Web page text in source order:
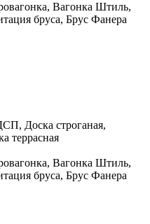
Вагонка Штиль,
бруса, Брус Фанера
Доска строганая,
террасная
Вагонка Штиль,
бруса, Брус Фанера